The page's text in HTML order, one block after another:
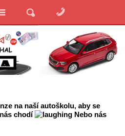
na naší autoškolu, aby se
chodí
Nebo nás